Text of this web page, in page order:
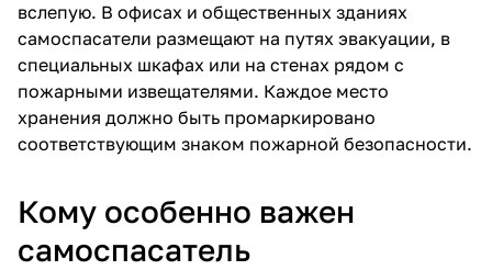
вслепую. В офисах и общественных зданиях
самоспасатели размещают на путях эвакуации, в
специальных шкафах или на стенах рядом с
пожарными извещателями. Каждое место
хранения должно быть промаркировано
соответствующим знаком пожарной безопасности.
Кому особенно важен
самоспасатель